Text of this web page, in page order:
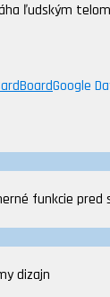
ľudským
Google
funkcie
dizajn